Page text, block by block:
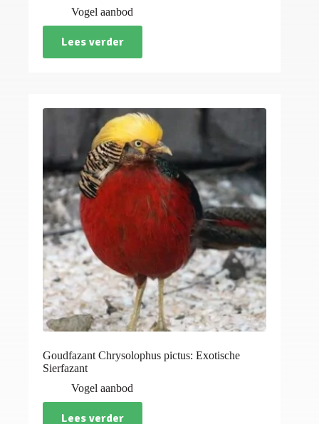
Vogel aanbod
Lees verder
Goudfazant Chrysolophus pictus: Exotische
Sierfazant
Vogel aanbod
Lees verder